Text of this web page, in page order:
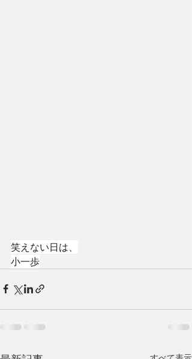
笑えない日は、
小一歩